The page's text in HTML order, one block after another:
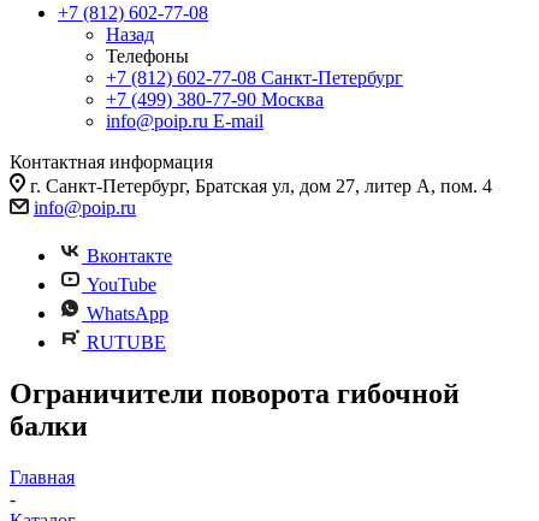
+7 (812) 602-77-08
Назад
Телефоны
+7 (812) 602-77-08 Санкт-Петербург
+7 (499) 380-77-90 Москва
info@poip.ru E-mail
Контактная информация
г. Санкт-Петербург, Братская ул, дом 27, литер А, пом. 4
info@poip.ru
Вконтакте
YouTube
WhatsApp
RUTUBE
Ограничители поворота гибочной
балки
Главная
-